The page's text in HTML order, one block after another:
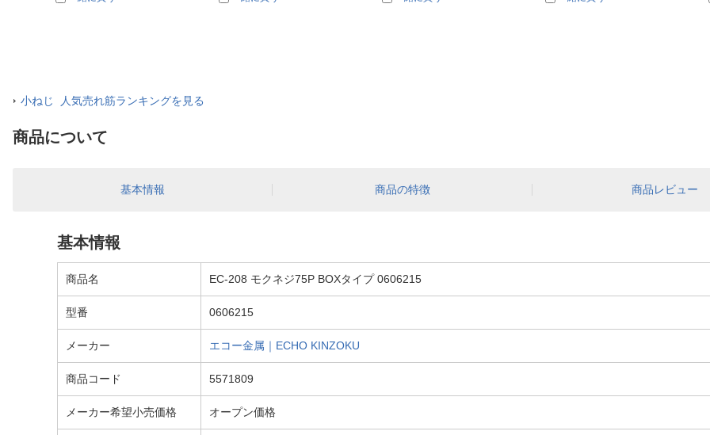
小ねじ 人気売れ筋ランキングを見る
商品について
基本情報 商品の特徴 商品レビュー
基本情報
商品名 EC-208 モクネジ75P BOXタイプ 0606215
型番 0606215
メーカー エコー金属｜ECHO KINZOKU
商品コード 5571809
メーカー希望小売価格 オープン価格